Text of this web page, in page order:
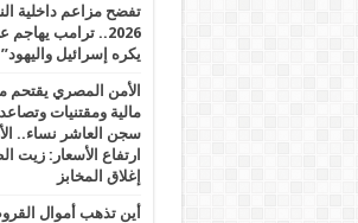
2026.. ترامب
يكره إسرائيل واليهود”
الأمن المصري يقتحم
مالية ومقتنيات
ارتفاع الأسعار: زيت
إغلاق المخابز
أين تذهب أموال